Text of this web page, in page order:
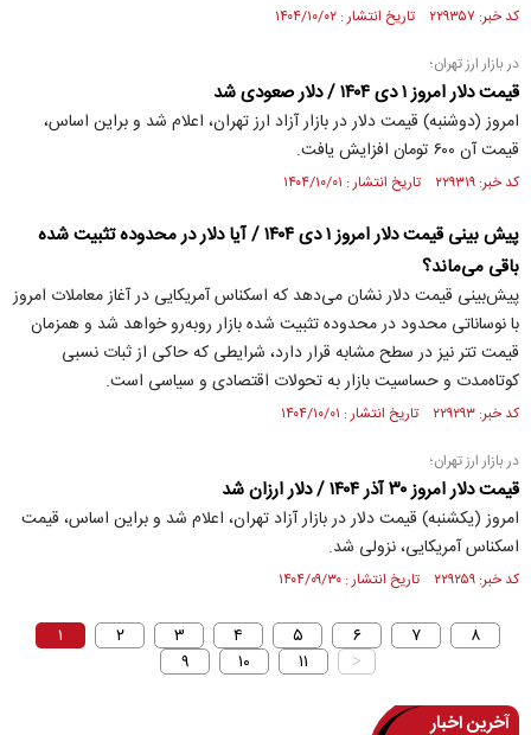
کد خبر: ۲۲۹۳۵۷ تاریخ انتشار : ۱۴۰۴/۱۰/۰۲
در بازار ارز تهران؛
قیمت دلار امروز ۱ دی ۱۴۰۴ / دلار صعودی شد
امروز (دوشنبه) قیمت دلار در بازار آزاد ارز تهران، اعلام شد و براین اساس،
قیمت آن ۶۰۰ تومان افزایش یافت.
کد خبر: ۲۲۹۳۱۹ تاریخ انتشار : ۱۴۰۴/۱۰/۰۱
پیش بینی قیمت دلار امروز ۱ دی ۱۴۰۴ / آیا دلار در محدوده تثبیت شده
باقی می‌ماند؟
پیش‌بینی قیمت دلار نشان می‌دهد که اسکناس آمریکایی در آغاز معاملات امروز
با نوساناتی محدود در محدوده تثبیت شده بازار روبه‌رو خواهد شد و همزمان
قیمت تتر نیز در سطح مشابه قرار دارد، شرایطی که حاکی از ثبات نسبی
کوتاه‌مدت و حساسیت بازار به تحولات اقتصادی و سیاسی است.
کد خبر: ۲۲۹۲۹۳ تاریخ انتشار : ۱۴۰۴/۱۰/۰۱
در بازار ارز تهران؛
قیمت دلار امروز ۳۰ آذر ۱۴۰۴ / دلار ارزان شد
امروز (یکشنبه) قیمت دلار در بازار آزاد تهران، اعلام شد و براین اساس، قیمت
اسکناس آمریکایی، نزولی شد.
کد خبر: ۲۲۹۲۵۹ تاریخ انتشار : ۱۴۰۴/۰۹/۳۰
۱ ۲ ۳ ۴ ۵ ۶ ۷
۸
۹
۱۰ ۱۱ >
آخرین اخبار